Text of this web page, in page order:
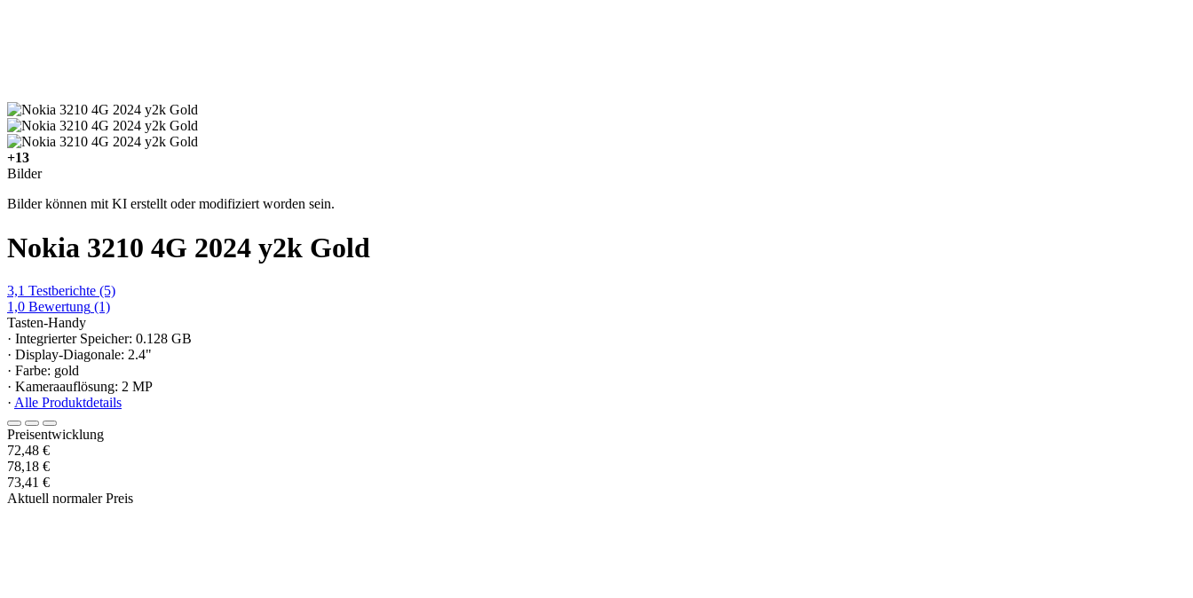
+13
Bilder
Bilder können mit KI erstellt oder modifiziert worden sein.
Nokia 3210 4G 2024 y2k Gold
3,1 Testberichte (5)
1,0 Bewertung (1)
Tasten-Handy
· Integrierter Speicher: 0.128 GB
· Display-Diagonale: 2.4"
· Farbe: gold
· Kameraauflösung: 2 MP
· Alle Produktdetails
Preisentwicklung
72,48 €
78,18 €
73,41 €
Aktuell normaler Preis